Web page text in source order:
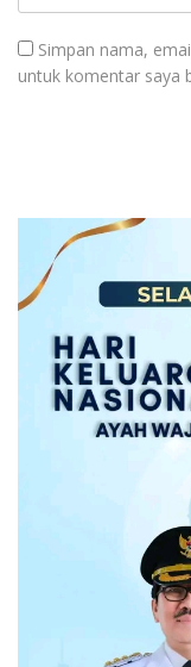
Simpan nama,
untuk komentar saya